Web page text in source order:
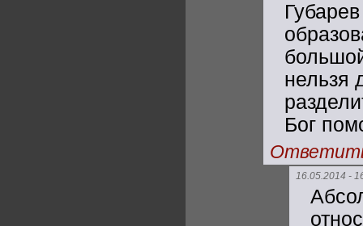
нельзя
Бог
16.05.2014 -